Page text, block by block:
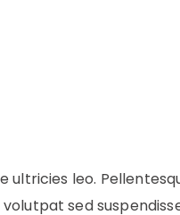
ultricies leo.
sed